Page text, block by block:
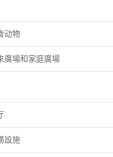
动物
廣場和家庭廣場
設施